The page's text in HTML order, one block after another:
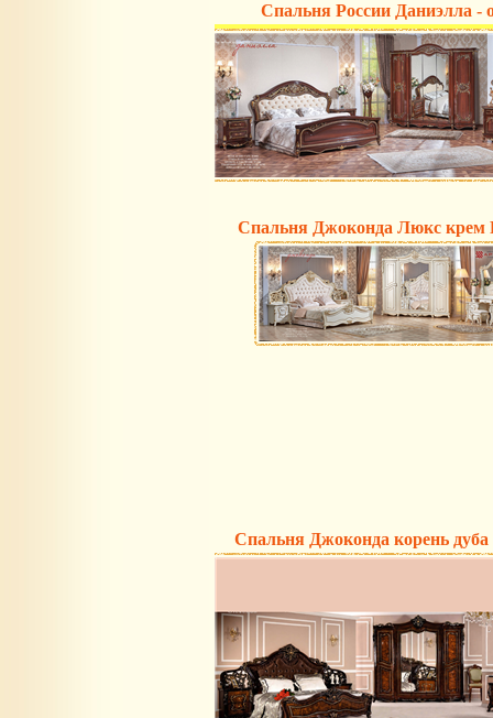
Спальня России Даниэлла -
Спальня Джоконда Люкс крем
Спальня Джоконда корень дуба